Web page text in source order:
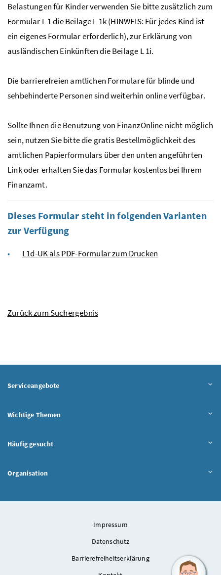
Belastungen für Kinder verwenden Sie bitte zusätzlich zum
Formular L 1 die Beilage L 1k (HINWEIS: Für jedes Kind ist
ein eigenes Formular erforderlich), zur Erklärung von
ausländischen Einkünften die Beilage L 1i.
Die barrierefreien amtlichen Formulare für blinde und
sehbehinderte Personen sind weiterhin online verfügbar.
Sollte Ihnen die Benutzung von FinanzOnline nicht möglich
sein, nutzen Sie bitte die gratis Bestellmöglichkeit des
amtlichen Papierformulars über den unten angeführten
Link oder erhalten Sie das Formular kostenlos bei Ihrem
Finanzamt.
Dieses Formular steht in folgenden Varianten
zur Verfügung
L1d-UK als PDF-Formular zum Drucken
Zurück zum Suchergebnis
Serviceangebote
Wichtige Themen
Häufig gesucht
Organisation
Impressum
Datenschutz
Barrierefreiheitserklärung